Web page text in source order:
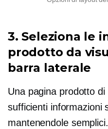
3. Seleziona le
prodotto da
barra laterale
Una pagina prodotto
sufficienti informazioni
mantenendole